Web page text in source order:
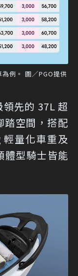
例。 圖／PGO提供
先的 37L 超
踏空間，搭配
量化車重及
體型騎士皆能